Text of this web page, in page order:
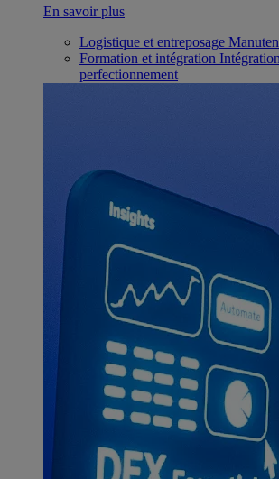
En savoir plus
Logistique et entreposage
Formation et intégration
perfectionnement